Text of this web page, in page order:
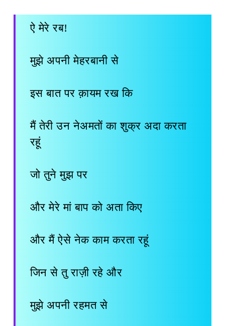
ऐ मेरे रब!
मुझे अपनी मेहरबानी से
इस बात पर क़ायम रख कि
मैं तेरी उन नेअमतों का शुक्र अदा करता
रहूं
जो तुने मुझ पर
और मेरे मां बाप को अता किए
और मैं ऐसे नेक काम करता रहूं
जिन से तु राज़ी रहे और
मुझे अपनी रहमत से